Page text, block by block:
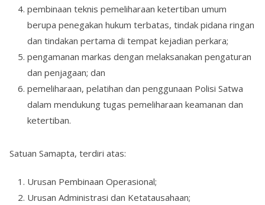
pembinaan teknis pemeliharaan ketertiban umum
berupa penegakan hukum terbatas, tindak pidana ringan
dan tindakan pertama di tempat kejadian perkara;
pengamanan markas dengan melaksanakan pengaturan
dan penjagaan; dan
pemeliharaan, pelatihan dan penggunaan Polisi Satwa
dalam mendukung tugas pemeliharaan keamanan dan
ketertiban.
Satuan Samapta, terdiri atas:
Urusan Pembinaan Operasional;
Urusan Administrasi dan Ketatausahaan;